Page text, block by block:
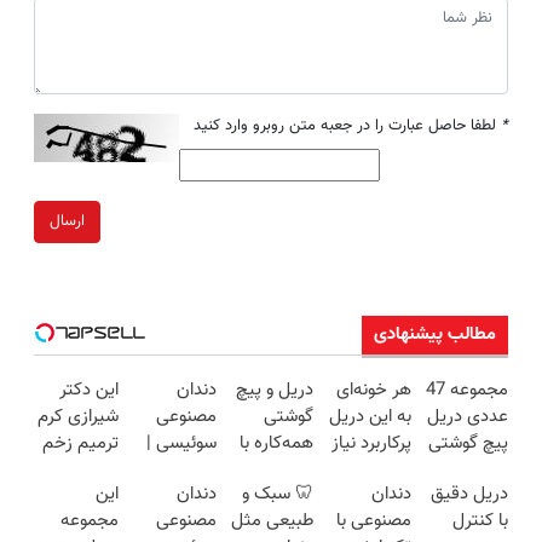
* لطفا حاصل عبارت را در جعبه متن روبرو وارد کنید
ارسال
مطالب پیشنهادی
مجموعه 47
عددی دریل
پیچ گوشتی
(تخفیف به
مدت
هر خونه‌ای
به این دریل
پرکاربرد نیاز
تخفیف بخر
😉👌🏻
دریل و پیچ
گوشتی
همه‌کاره با
هوشمند ⚙️
(نصف
دندان
مصنوعی
سوئیسی |
مقاوم،
طبیعی!
این دکتر
شیرازی کرم
ترمیم زخم
ساخت!!!
دریل دقیق
با کنترل
دندان
مصنوعی با
🦷 سبک و
طبیعی مثل
دندان
مصنوعی
این
مجموعه